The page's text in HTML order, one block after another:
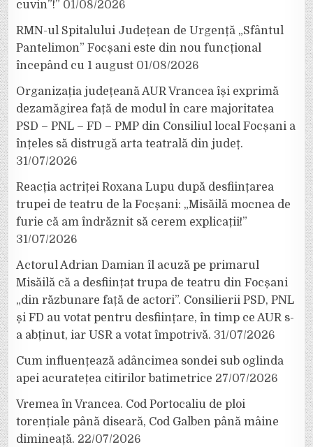
cuvin”!” 01/08/2026
RMN-ul Spitalului Județean de Urgență „Sfântul
Pantelimon” Focșani este din nou funcțional
începând cu 1 august 01/08/2026
Organizația județeană AUR Vrancea își exprimă
dezamăgirea față de modul în care majoritatea
PSD – PNL – FD – PMP din Consiliul local Focșani a
înțeles să distrugă arta teatrală din județ.
31/07/2026
Reacția actriței Roxana Lupu după desființarea
trupei de teatru de la Focșani: „Misăilă mocnea de
furie că am îndrăznit să cerem explicații!”
31/07/2026
Actorul Adrian Damian îl acuză pe primarul
Misăilă că a desființat trupa de teatru din Focșani
„din răzbunare față de actori”. Consilierii PSD, PNL
și FD au votat pentru desființare, în timp ce AUR s-
a abținut, iar USR a votat împotrivă. 31/07/2026
Cum influențează adâncimea sondei sub oglinda
apei acuratețea citirilor batimetrice 27/07/2026
Vremea în Vrancea. Cod Portocaliu de ploi
torențiale până diseară, Cod Galben până mâine
dimineață. 22/07/2026